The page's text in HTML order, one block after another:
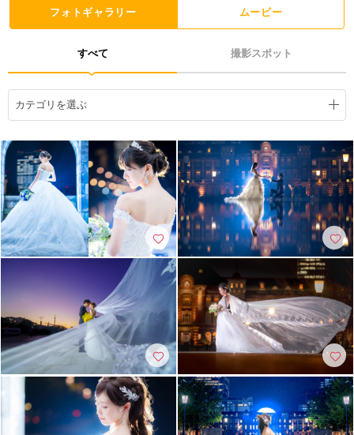
ブログ
アクセス/TEL スタジオトップ
こだわりポイント
歴史的建造物での撮影 夜景での撮影
庭園での撮影 ソロウエディング
ガーデンでの撮影 家族・友人と撮影
結婚式当日の撮影
国内出張撮影
海での撮影 ペットと撮影
動画の作成
女性フォトグラファー
フォトギャラリー ムービー
すべて 撮影スポット
カテゴリを選ぶ